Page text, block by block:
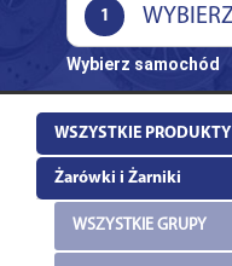
1
Wybierz samochód
WSZYSTKIE PRODUKTY
Żarówki i Żarniki
WSZYSTKIE GRUPY